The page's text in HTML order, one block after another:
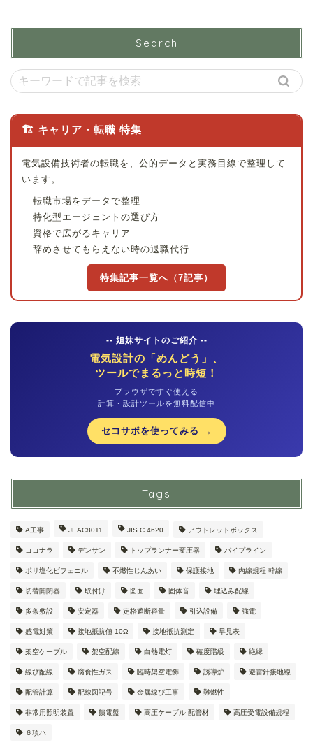
Search
🏗 キャリア・転職 特集
電気設備技術者の転職を、公的データと実務目線で整理して
います。
転職市場をデータで整理
特化型エージェントの選び方
資格で広がるキャリア
辞めさせてもらえない時の退職代行
特集記事一覧へ（7記事）
-- 姐妹サイトのご紹介 --
電気設計の「めんどう」、
ツールでまるっと時短！
ブラウザですぐ使える
計算・設計ツールを無料配信中
セコサポを使ってみる →
Tags
A工事 JEAC8011 JIS C 4620 アウトレットボックス
ココナラ デンサン トップランナー変圧器 パイプライン
ポリ塩化ビフェニル 不燃性じんあい 保護接地 内線規程 幹線
切替開閉器 取付け 図面 固体音 埋込み配線
多条敷設 安定器 定格遮断容量 引込設備 強電
感電対策 接地抵抗値 10Ω 接地抵抗測定 早見表
架空ケーブル 架空配線 白熱電灯 確度階級 絶縁
線ぴ配線 腐食性ガス 臨時架空電飾 誘導炉 避雷針接地線
配管計算 配線図記号 金属線ぴ工事 難燃性
非常用照明装置 饋電盤 高圧ケーブル 配管材 高圧受電設備規程
６項ハ